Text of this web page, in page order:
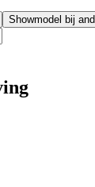
Showmodel bij